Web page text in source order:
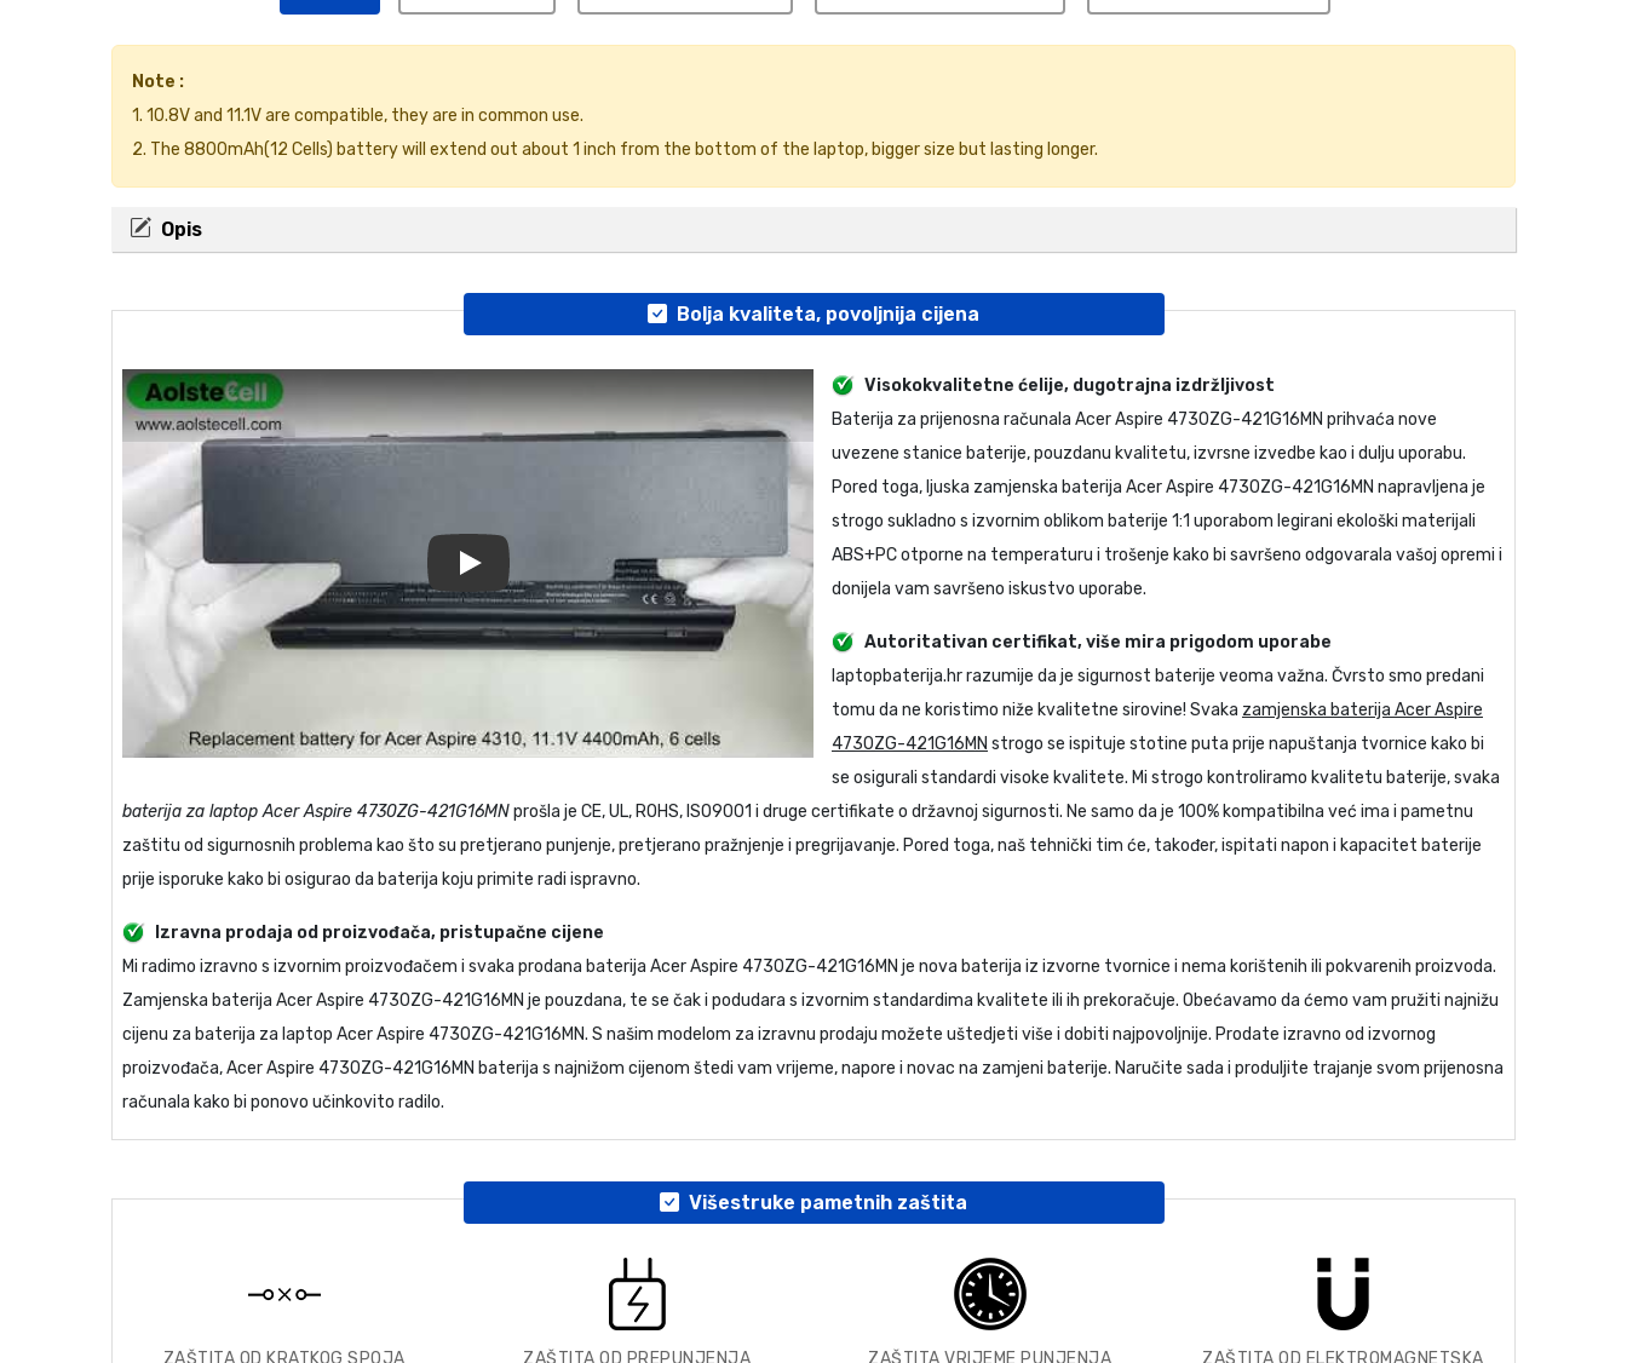
Note :
1. 10.8V and 11.1V are compatible, they are in common use.
2. The 8800mAh(12 Cells) battery will extend out about 1 inch from the bottom of the laptop, bigger size but lasting longer.
Opis
Bolja kvaliteta, povoljnija cijena
Visokokvalitetne ćelije, dugotrajna izdržljivost
Baterija za prijenosna računala Acer Aspire 4730ZG-421G16MN prihvaća nove
uvezene stanice baterije, pouzdanu kvalitetu, izvrsne izvedbe kao i dulju uporabu.
Pored toga, ljuska zamjenska baterija Acer Aspire 4730ZG-421G16MN napravljena je
strogo sukladno s izvornim oblikom baterije 1:1 uporabom legirani ekološki materijali
ABS+PC otporne na temperaturu i trošenje kako bi savršeno odgovarala vašoj opremi i
donijela vam savršeno iskustvo uporabe.
Autoritativan certifikat, više mira prigodom uporabe
laptopbaterija.hr razumije da je sigurnost baterije veoma važna. Čvrsto smo predani
tomu da ne koristimo niže kvalitetne sirovine! Svaka zamjenska baterija Acer Aspire
4730ZG-421G16MN strogo se ispituje stotine puta prije napuštanja tvornice kako bi
se osigurali standardi visoke kvalitete. Mi strogo kontroliramo kvalitetu baterije, svaka
baterija za laptop Acer Aspire 4730ZG-421G16MNprošla je CE, UL, ROHS, ISO9001 i druge certifikate o državnoj sigurnosti. Ne samo da je 100% kompatibilna već ima i pametnu
zaštitu od sigurnosnih problema kao što su pretjerano punjenje, pretjerano pražnjenje i pregrijavanje. Pored toga, naš tehnički tim će, također, ispitati napon i kapacitet baterije
prije isporuke kako bi osigurao da baterija koju primite radi ispravno.
Izravna prodaja od proizvođača, pristupačne cijene
Mi radimo izravno s izvornim proizvođačem i svaka prodana baterija Acer Aspire 4730ZG-421G16MN je nova baterija iz izvorne tvornice i nema korištenih ili pokvarenih proizvoda.
Zamjenska baterija Acer Aspire 4730ZG-421G16MN je pouzdana, te se čak i podudara s izvornim standardima kvalitete ili ih prekoračuje. Obećavamo da ćemo vam pružiti najnižu
cijenu za baterija za laptop Acer Aspire 4730ZG-421G16MN. S našim modelom za izravnu prodaju možete uštedjeti više i dobiti najpovoljnije. Prodate izravno od izvornog
proizvođača,Acer Aspire 4730ZG-421G16MN baterija s najnižom cijenom štedi vam vrijeme, napore i novac na zamjeni baterije. Naručite sada i produljite trajanje svom prijenosna
računala kako bi ponovo učinkovito radilo.
Višestruke pametnih zaštita
ZAŠTITA OD KRATKOG SPOJA ZAŠTITA OD PREPUNJENJA ZAŠTITA VRIJEME PUNJENJA ZAŠTITA OD ELEKTROMAGNETSKA